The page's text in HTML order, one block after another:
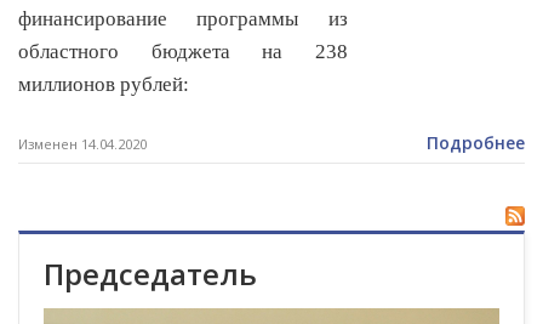
финансирование программы из
областного бюджета на 238
миллионов рублей:
Изменен 14.04.2020 Подробнее
Председатель